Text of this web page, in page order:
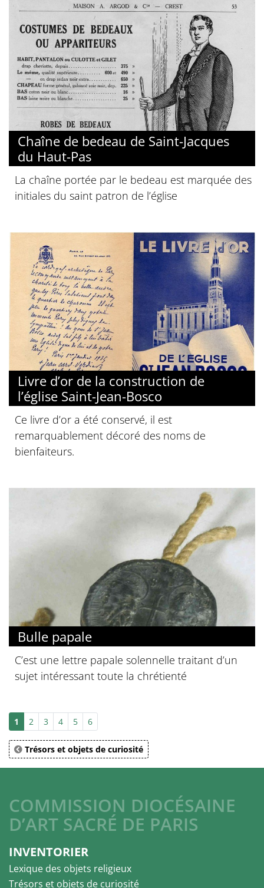
Chaîne de bedeau de Saint-Jacques
du Haut-Pas
La chaîne portée par le bedeau est marquée des
initiales du saint patron de l’église
Livre d’or de la construction de
l’église Saint-Jean-Bosco
Ce livre d’or a été conservé, il est
remarquablement décoré des noms de
bienfaiteurs.
Bulle papale
C’est une lettre papale solennelle traitant d’un
sujet intéressant toute la chrétienté
1 2 3 4 5 6
Trésors et objets de curiosité
COMMISSION DIOCÉSAINE
D’ART SACRÉ DE PARIS
INVENTORIER
Lexique des objets religieux
Trésors et objets de curiosité